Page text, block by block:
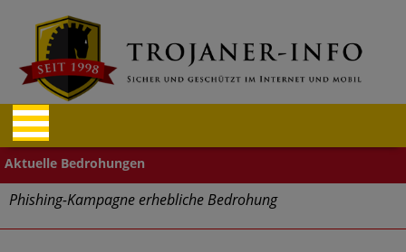
Phishing-Kampagne erhebliche Bedrohung